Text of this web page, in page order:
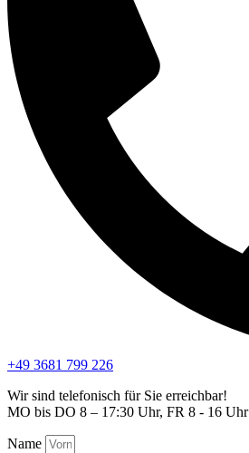
+49 3681 799 226
Wir sind telefonisch für Sie erreichbar!
MO bis DO 8 – 17:30 Uhr, FR 8 - 16 Uhr
Name